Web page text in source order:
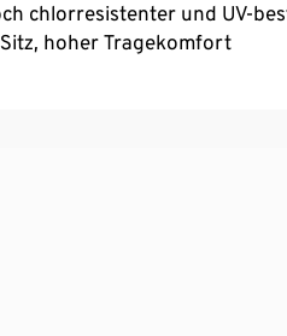
chlorresistenter und UV-
hoher Tragekomfort